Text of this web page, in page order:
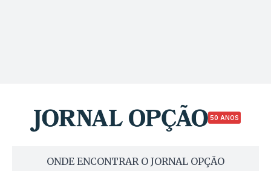
50 ANOS
ONDE ENCONTRAR O JORNAL OPÇÃO